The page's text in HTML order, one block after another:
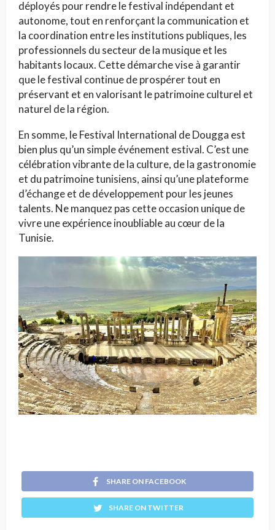
déployés pour rendre le festival indépendant et
autonome, tout en renforçant la communication et
la coordination entre les institutions publiques, les
professionnels du secteur de la musique et les
habitants locaux. Cette démarche vise à garantir
que le festival continue de prospérer tout en
préservant et en valorisant le patrimoine culturel et
naturel de la région.
En somme, le Festival International de Dougga est
bien plus qu’un simple événement estival. C’est une
célébration vibrante de la culture, de la gastronomie
et du patrimoine tunisiens, ainsi qu’une plateforme
d’échange et de développement pour les jeunes
talents. Ne manquez pas cette occasion unique de
vivre une expérience inoubliable au cœur de la
Tunisie.
SHARE ON FACEBOOK
SHARE ON TWITTER